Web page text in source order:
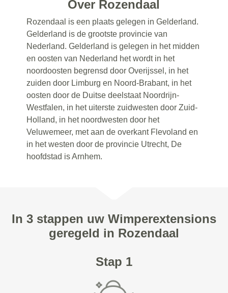
Over Rozendaal
Rozendaal is een plaats gelegen in Gelderland.
Gelderland is de grootste provincie van
Nederland. Gelderland is gelegen in het midden
en oosten van Nederland het wordt in het
noordoosten begrensd door Overijssel, in het
zuiden door Limburg en Noord-Brabant, in het
oosten door de Duitse deelstaat Noordrijn-
Westfalen, in het uiterste zuidwesten door Zuid-
Holland, in het noordwesten door het
Veluwemeer, met aan de overkant Flevoland en
in het westen door de provincie Utrecht, De
hoofdstad is Arnhem.
In 3 stappen uw Wimperextensions
geregeld in Rozendaal
Stap 1